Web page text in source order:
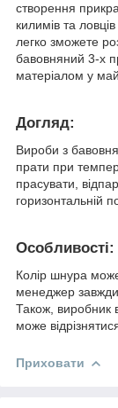
створення
килимів та
легко зможете
бавовняний 3-х
матеріалом у
Догляд:
Вироби з
прати при
прасувати,
горизонтальній
Особливості:
Колір шнура
менеджер
Також, виробник
може
Приховати